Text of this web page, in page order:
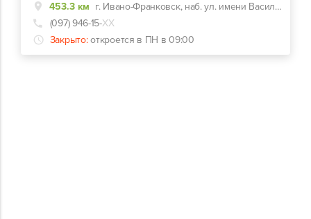
453.3 км
г. Ивано-Франковск, наб. ул. имени Василия Стефаника, 11а
(097) 946-15-ХХ
Закрыто: откроется в ПН в 09:00